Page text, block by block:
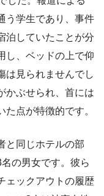
う学生であり、事件
泊していたことが分
し、ベッドの上で仰
は見られませんでし
かぶせられ、首には
点が特徴的です。
と同じホテルの部
の男女です。彼ら
ェックアウトの履歴